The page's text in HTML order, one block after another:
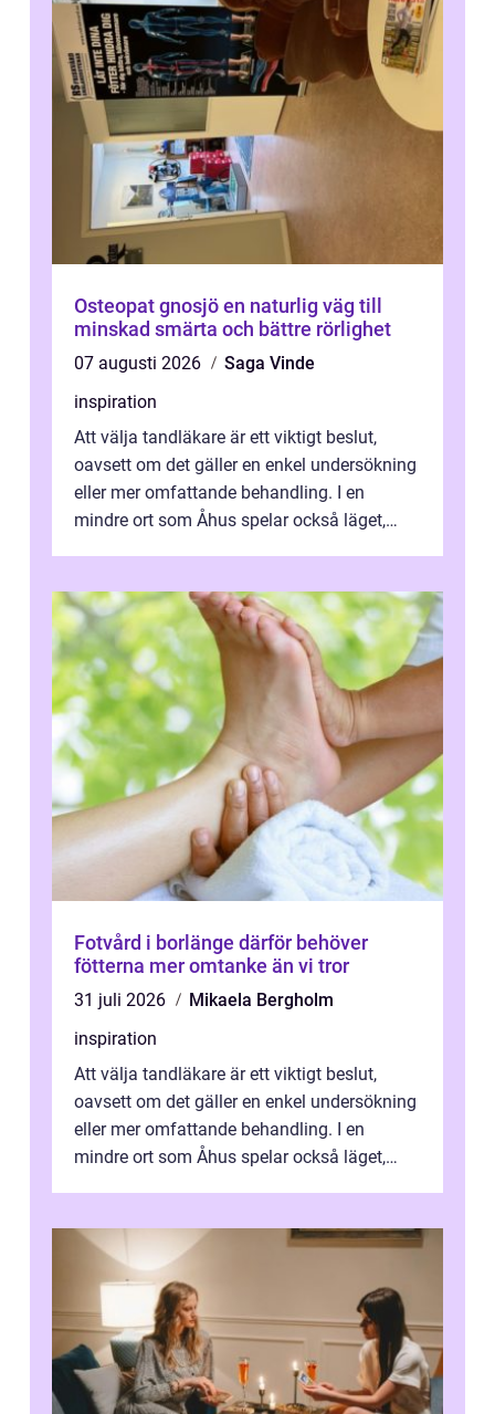
Osteopat gnosjö en naturlig väg till
minskad smärta och bättre rörlighet
07 augusti 2026
Saga Vinde
inspiration
Att välja tandläkare är ett viktigt beslut,
oavsett om det gäller en enkel undersökning
eller mer omfattande behandling. I en
mindre ort som Åhus spelar också läget,
Fotvård i borlänge därför behöver
fötterna mer omtanke än vi tror
31 juli 2026
Mikaela Bergholm
inspiration
Att välja tandläkare är ett viktigt beslut,
oavsett om det gäller en enkel undersökning
eller mer omfattande behandling. I en
mindre ort som Åhus spelar också läget,